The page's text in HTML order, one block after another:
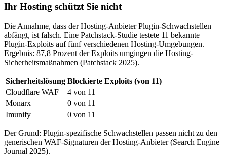
Ihr Hosting schützt Sie nicht
Die Annahme, dass der Hosting-Anbieter Plugin-Schwachstellen
abfängt, ist falsch. Eine Patchstack-Studie testete 11 bekannte
Plugin-Exploits auf fünf verschiedenen Hosting-Umgebungen.
Ergebnis: 87,8 Prozent der Exploits umgingen die Hosting-
Sicherheitsmaßnahmen (Patchstack 2025).
Sicherheitslösung Blockierte Exploits (von 11)
Cloudflare WAF
4 von 11
Monarx
0 von 11
Imunify
0 von 11
Der Grund: Plugin-spezifische Schwachstellen passen nicht zu den
generischen WAF-Signaturen der Hosting-Anbieter (Search Engine
Journal 2025).